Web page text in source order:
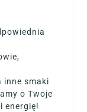
inne smaki
o Twoje
energię!